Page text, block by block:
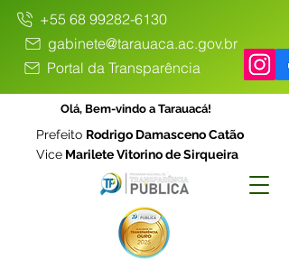
+55 68 99282-6130
gabinete@tarauaca.ac.gov.br
Portal da Transparência
Olá, Bem-vindo a Tarauacá!
Prefeito Rodrigo Damasceno Catão
Vice Marilete Vitorino de Sirqueira